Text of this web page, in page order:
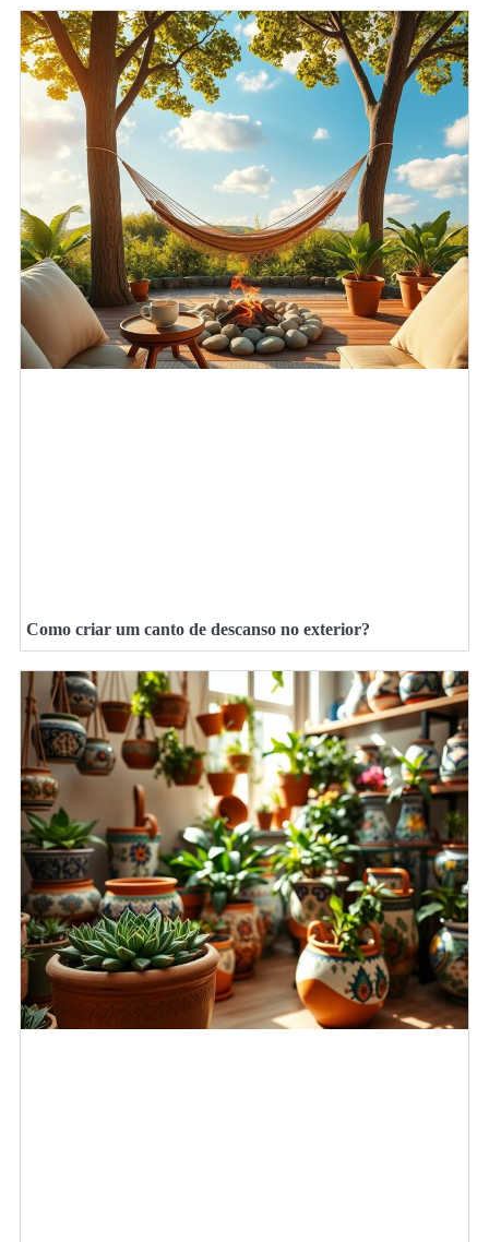
Como criar um canto de descanso no exterior?